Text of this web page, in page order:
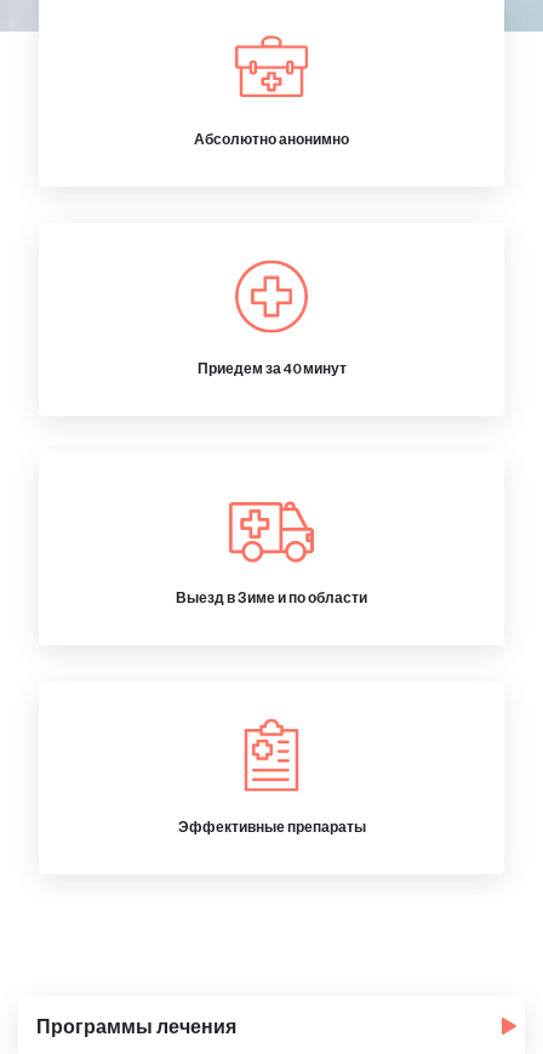
Абсолютно анонимно
Приедем за 40 минут
Выезд в Зиме и по области
Эффективные препараты
Программы лечения